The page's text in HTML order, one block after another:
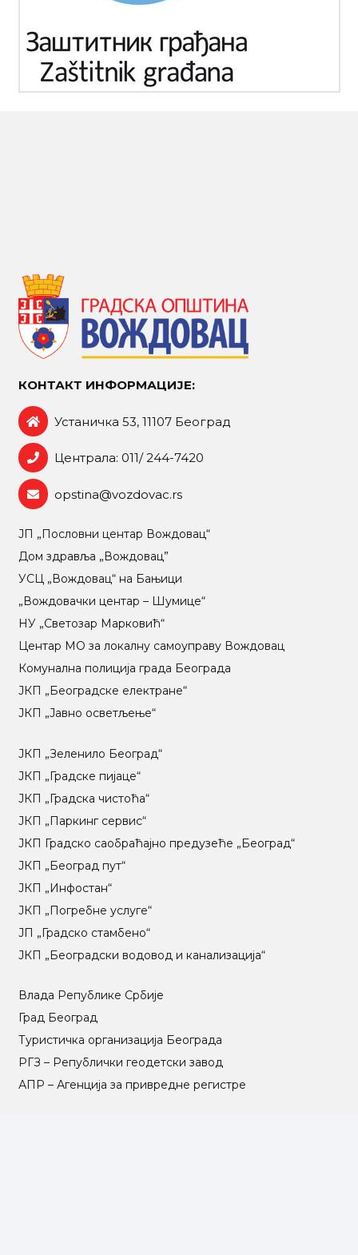
КОНТАКТ ИНФОРМАЦИЈЕ:
Устаничка 53, 11107 Београд
Централа: 011/ 244-7420
opstina@vozdovac.rs
ЈП „Пословни центар Вождовац“
Дом здравља „Вождовац”
УСЦ „Вождовац“ на Бањици
„Вождовачки центар – Шумице“
НУ „Светозар Марковић“
Центар МO за локалну самоуправу Вождовац
Комунална полиција града Београда
ЈКП „Београдске електране“
ЈКП „Јавно осветљење“
ЈКП „Зеленило Београд“
ЈКП „Градске пијаце“
ЈКП „Градска чистоћа“
ЈКП „Паркинг сервис“
ЈКП Градско саобраћајно предузеће „Београд“
ЈКП „Београд пут“
ЈКП „Инфостан“
ЈКП „Погребне услуге“
ЈП „Градско стамбено“
ЈКП „Београдски водовод и канализација“
Влада Републике Србије
Град Београд
Туристичка организација Београда
РГЗ – Републички геодетски завод
АПР – Агенција за привредне регистре